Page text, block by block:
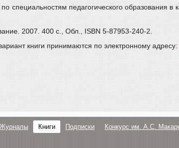
специальностям педагогического образования в
2007. 400 с., Обл., ISBN 5-87953-240-2.
книги принимаются по электронному адресу:
Журналы Книги Подписки Конкурс им. А.С.